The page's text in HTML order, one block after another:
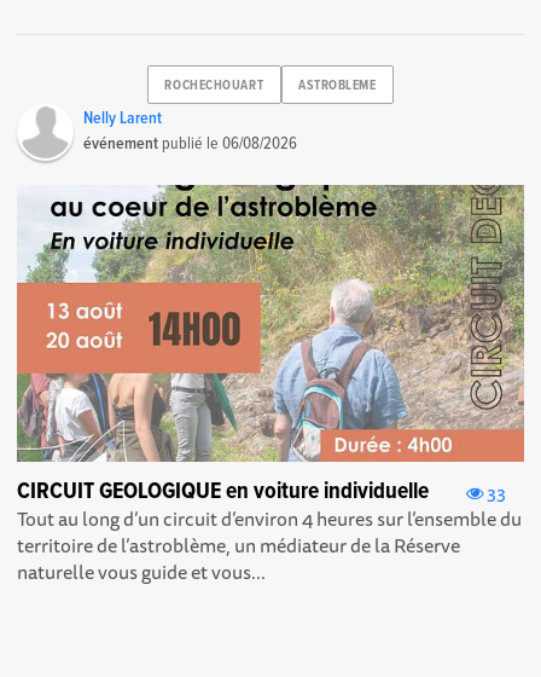
ROCHECHOUART ASTROBLEME
Nelly Larent
événement publié le06/08/2026
33
CIRCUIT GEOLOGIQUE en voiture individuelle
Tout au long d’un circuit d’environ 4 heures sur l’ensemble du
territoire de l’astroblème, un médiateur de la Réserve
naturelle vous guide et vous...